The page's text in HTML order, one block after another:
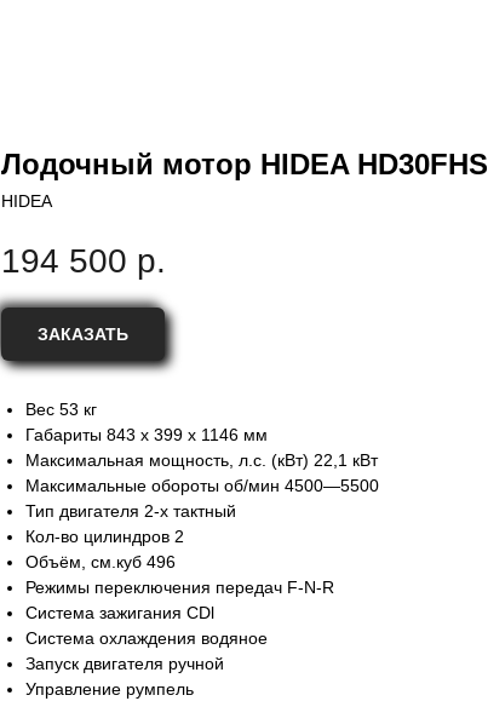
Лодочный мотор HIDEA HD30FHS
HIDEA
194 500 р.
ЗАКАЗАТЬ
Вес 53 кг
Габариты 843 x 399 x 1146 мм
Максимальная мощность, л.с. (кВт) 22,1 кВт
Максимальные обороты об/мин 4500—5500
Тип двигателя 2-х тактный
Кол-во цилиндров 2
Объём, см.куб 496
Режимы переключения передач F-N-R
Система зажигания CDl
Система охлаждения водяное
Запуск двигателя ручной
Управление румпель